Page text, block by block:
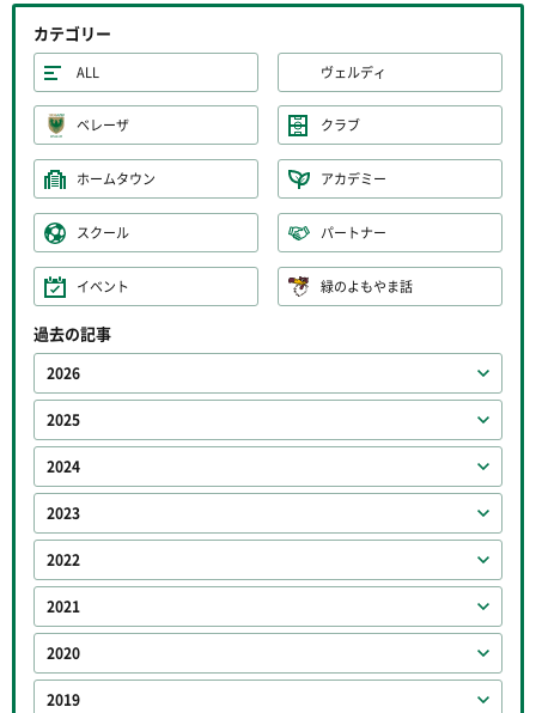
カテゴリー
ALL ヴェルディ
ベレーザ クラブ
ホームタウン アカデミー
スクール パートナー
イベント 緑のよもやま話
過去の記事
2026
2025
2024
2023
2022
2021
2020
2019